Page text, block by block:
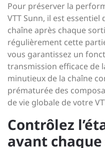
Pour préserver la
VTT Sunn, il est
chaîne après chaque
régulièrement cette
vous garantissez un
transmission efficace de
minutieux de la chaîne
prématurée des
de vie globale de votre
Contrôlez
avant